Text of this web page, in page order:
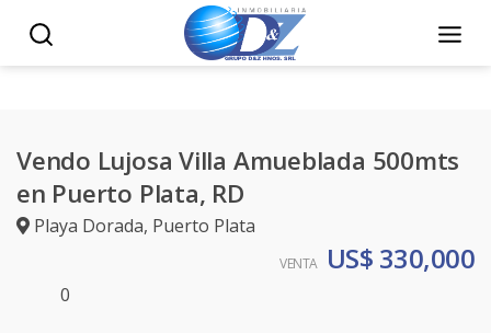
Vendo Lujosa Villa Amueblada 500mts
en Puerto Plata, RD
Playa Dorada, Puerto Plata
VENTA US$ 330,000
0